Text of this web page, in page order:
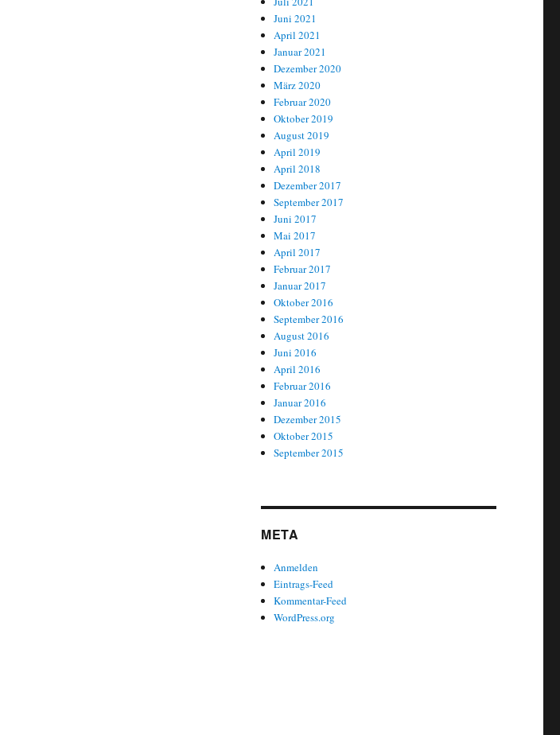
Juni 2021
April 2021
Januar 2021
Dezember 2020
März 2020
Februar 2020
Oktober 2019
August 2019
April 2019
April 2018
Dezember 2017
September 2017
Juni 2017
Mai 2017
April 2017
Februar 2017
Januar 2017
Oktober 2016
September 2016
August 2016
Juni 2016
April 2016
Februar 2016
Januar 2016
Dezember 2015
Oktober 2015
September 2015
META
Anmelden
Eintrags-Feed
Kommentar-Feed
WordPress.org